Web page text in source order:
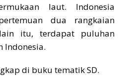
laut. Indonesia
dua rangkaian
itu, terdapat puluhan
Indonesia.
di buku tematik SD.